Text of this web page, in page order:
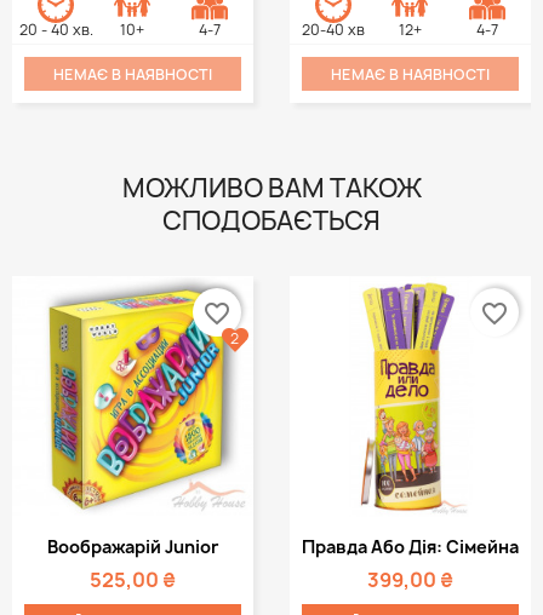
20 - 40 хв. 10+ 4-7
НЕМАЄ В НАЯВНОСТІ
20-40 хв 12+ 4-7
НЕМАЄ В НАЯВНОСТІ
МОЖЛИВО ВАМ ТАКОЖ
СПОДОБАЄТЬСЯ
Воображарій Junior
525,00 ₴
favorite_border
2
Правда Або Дія: Сімейна
399,00 ₴
favorite_border